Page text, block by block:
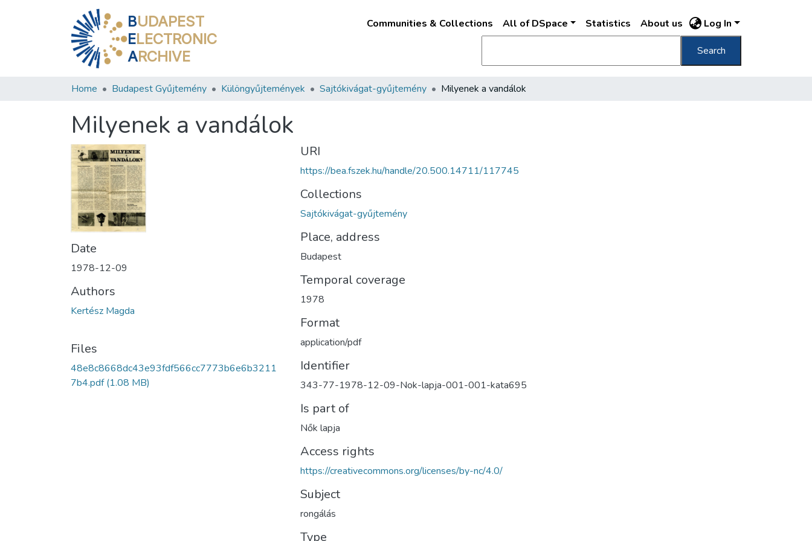
BUDAPEST
ELECTRONIC
ARCHIVE
Communities & Collections All of DSpace Statistics About us Log In
Search
Home Budapest Gyűjtemény Különgyűjtemények Sajtókivágat-gyűjtemény Milyenek a vandálok
Milyenek a vandálok
Date
1978-12-09
Authors
Kertész Magda
Files
48e8c8668dc43e93fdf566cc7773b6e6b3211
7b4.pdf(1.08 MB)
URI
https://bea.fszek.hu/handle/20.500.14711/117745
Collections
Sajtókivágat-gyűjtemény
Place, address
Budapest
Temporal coverage
1978
Format
application/pdf
Identifier
343-77-1978-12-09-Nok-lapja-001-001-kata695
Is part of
Nők lapja
Access rights
https://creativecommons.org/licenses/by-nc/4.0/
Subject
rongálás
Type